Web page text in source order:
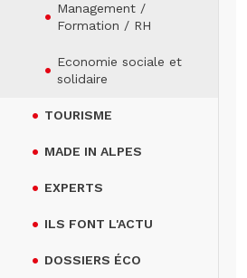
Management /
Formation / RH
Economie sociale et
solidaire
TOURISME
MADE IN ALPES
EXPERTS
ILS FONT L'ACTU
DOSSIERS ÉCO